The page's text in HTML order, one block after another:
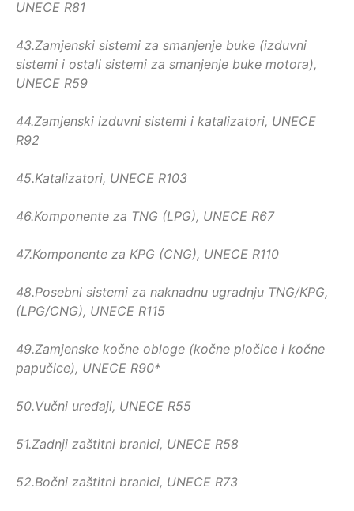
UNECE R81
43.Zamjenski sistemi za smanjenje buke (izduvni
sistemi i ostali sistemi za smanjenje buke motora),
UNECE R59
44.Zamjenski izduvni sistemi i katalizatori, UNECE
R92
45.Katalizatori, UNECE R103
46.Komponente za TNG (LPG), UNECE R67
47.Komponente za KPG (CNG), UNECE R110
48.Posebni sistemi za naknadnu ugradnju TNG/KPG,
(LPG/CNG), UNECE R115
49.Zamjenske kočne obloge (kočne pločice i kočne
papučice), UNECE R90*
50.Vučni uređaji, UNECE R55
51.Zadnji zaštitni branici, UNECE R58
52.Bočni zaštitni branici, UNECE R73